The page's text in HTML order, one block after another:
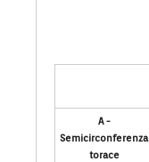
A -
Semicirconferenza
torace